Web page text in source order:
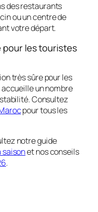
des restaurants
ou un centre de
votre départ.
pour les touristes
très sûre pour les
un nombre
Consultez
pour tous les
notre guide
saisonet nos conseils
.